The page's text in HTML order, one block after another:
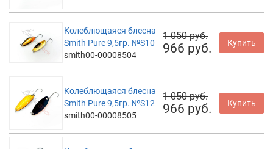
Колеблющаяся блесна
Smith Pure 9,5гр. №S10
smith00-00008504
1 050 руб.
966 руб. Купить
Колеблющаяся блесна
Smith Pure 9,5гр. №S12
smith00-00008505
1 050 руб.
966 руб. Купить